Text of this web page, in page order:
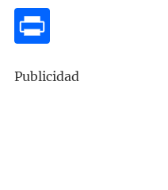
Publicidad